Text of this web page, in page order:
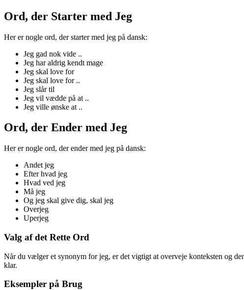
Ord, der Starter med Jeg
Her er nogle ord, der starter med jeg på dansk:
Jeg gad nok vide ..
Jeg har aldrig kendt mage
Jeg skal love for
Jeg skal love for ..
Jeg slår til
Jeg vil vædde på at ..
Jeg ville ønske at ..
Ord, der Ender med Jeg
Her er nogle ord, der ender med jeg på dansk:
Andet jeg
Efter hvad jeg
Hvad ved jeg
Må jeg
Og jeg skal give dig, skal jeg
Overjeg
Uperjeg
Valg af det Rette Ord
Når du vælger et synonym for jeg, er det vigtigt at overveje konteksten og
klar.
Eksempler på Brug